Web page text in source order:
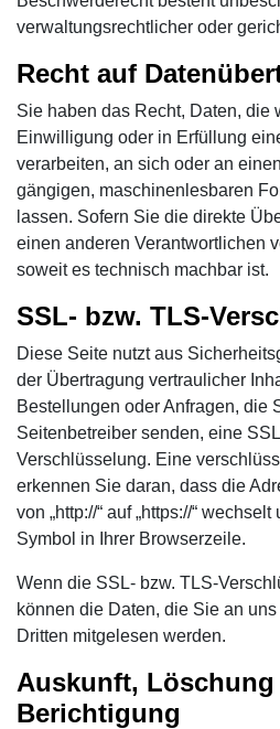
verwaltungsrechtlicher oder
Recht auf
Sie haben das Recht, Daten, die
Einwilligung oder in Erfüllung
verarbeiten, an sich oder an
gängigen, maschinenlesbaren
lassen. Sofern Sie die direkte
einen anderen Verantwortlichen
soweit es technisch machbar ist.
SSL- bzw. TLS-
Diese Seite nutzt aus
der Übertragung vertraulicher
Bestellungen oder Anfragen, die
Seitenbetreiber senden, eine
Verschlüsselung. Eine
erkennen Sie daran, dass die
von „http://“ auf „https://“
Symbol in Ihrer Browserzeile.
Wenn die SSL- bzw. TLS-
können die Daten, die Sie an
Dritten mitgelesen werden.
Auskunft, Löschung
Berichtigung